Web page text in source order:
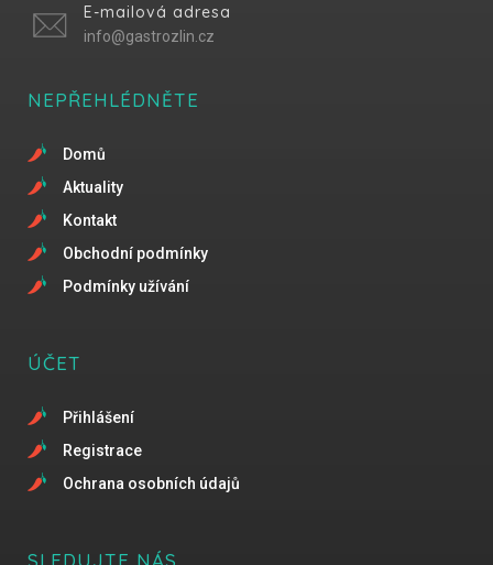
E-mailová adresa
info@gastrozlin.cz
NEPŘEHLÉDNĚTE
Domů
Aktuality
Kontakt
Obchodní podmínky
Podmínky užívání
ÚČET
Přihlášení
Registrace
Ochrana osobních údajů
SLEDUJTE NÁS